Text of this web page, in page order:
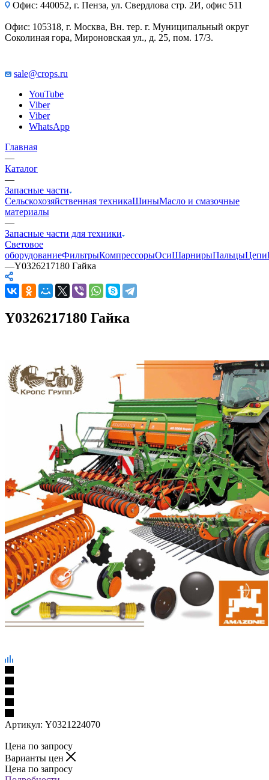
Офис: 440052, г. Пенза, ул. Свердлова стр. 2И, офис 511
Офис: 105318, г. Москва, Вн. тер. г. Муниципальный округ
Соколиная гора, Мироновская ул., д. 25, пом. 17/3.
sale@crops.ru
YouTube
Viber
Viber
WhatsApp
Главная
—
Каталог
—
Запасные части
Сельскохозяйственная техникаШиныМасло и смазочные
материалы
—
Запасные части для техники
Световое
оборудованиеФильтрыКомпрессорыОсиШарнирыПальцыЦепи
—Y0326217180 Гайка
Y0326217180 Гайка
Артикул: Y0321224070
Цена по запросу
Варианты цен
Цена по запросу